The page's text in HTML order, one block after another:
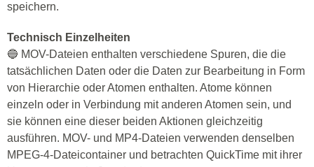
speichern.
Technisch Einzelheiten
🔵 MOV-Dateien enthalten verschiedene Spuren, die die
tatsächlichen Daten oder die Daten zur Bearbeitung in Form
von Hierarchie oder Atomen enthalten. Atome können
einzeln oder in Verbindung mit anderen Atomen sein, und
sie können eine dieser beiden Aktionen gleichzeitig
ausführen. MOV- und MP4-Dateien verwenden denselben
MPEG-4-Dateicontainer und betrachten QuickTime mit ihrer